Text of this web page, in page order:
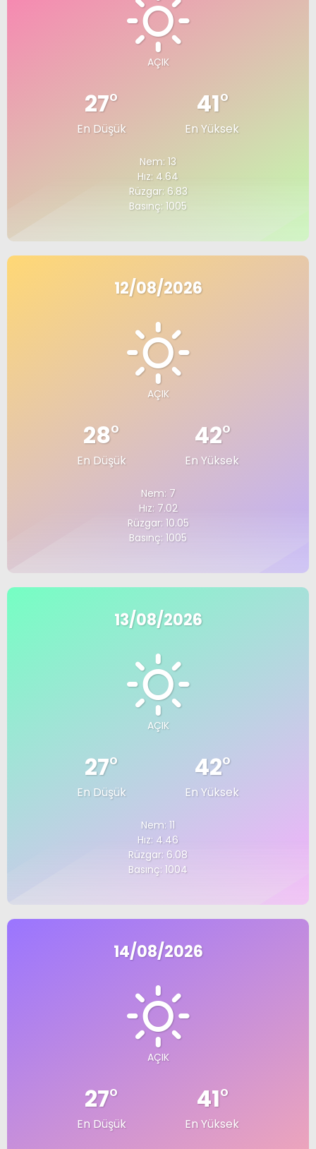
AÇIK
27°
En Düşük
41°
En Yüksek
Nem: 13
Hız: 4.64
Rüzgar: 6.83
Basınç: 1005
12/08/2026
AÇIK
28°
En Düşük
42°
En Yüksek
Nem: 7
Hız: 7.02
Rüzgar: 10.05
Basınç: 1005
13/08/2026
AÇIK
27°
En Düşük
42°
En Yüksek
Nem: 11
Hız: 4.46
Rüzgar: 6.08
Basınç: 1004
14/08/2026
AÇIK
27°
En Düşük
41°
En Yüksek